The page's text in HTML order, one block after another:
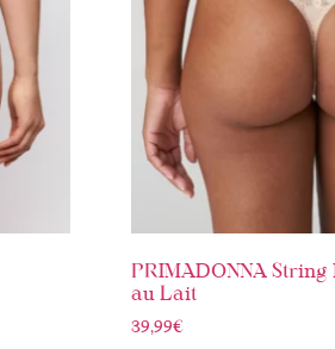
PRIMADONNA String
au Lait
39,99€